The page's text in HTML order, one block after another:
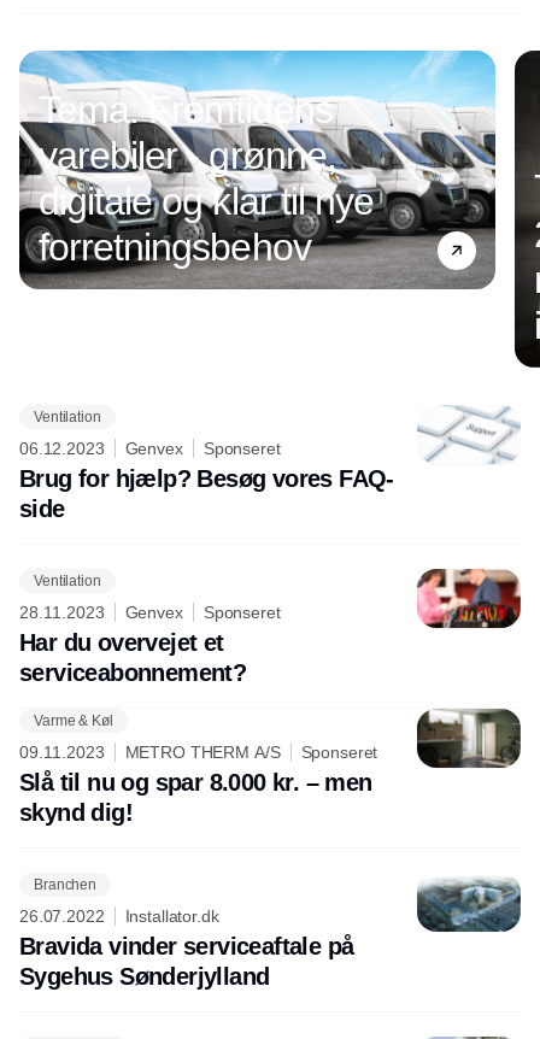
Tema: Fremtidens
varebiler - grønne,
digitale og klar til nye
forretningsbehov
Ventilation
06.12.2023 Genvex Sponseret
Brug for hjælp? Besøg vores FAQ-
side
Ventilation
28.11.2023 Genvex Sponseret
Har du overvejet et
serviceabonnement?
Varme & Køl
09.11.2023 METRO THERM A/S Sponseret
Slå til nu og spar 8.000 kr. – men
skynd dig!
Branchen
26.07.2022 Installator.dk
Bravida vinder serviceaftale på
Sygehus Sønderjylland